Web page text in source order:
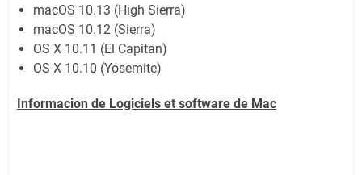
macOS 10.13 (High Sierra)
macOS 10.12 (Sierra)
OS X 10.11 (El Capitan)
OS X 10.10 (Yosemite)
Informacion de Logiciels et software de Mac